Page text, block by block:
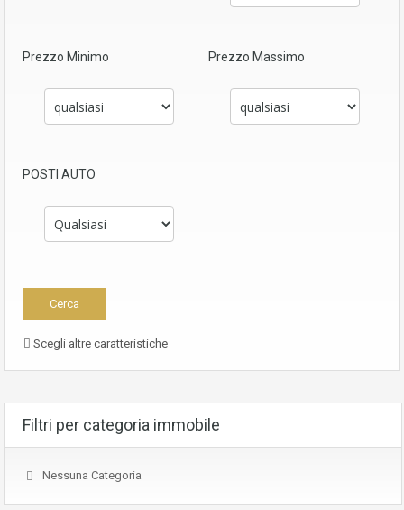
Prezzo Minimo Prezzo Massimo
POSTI AUTO
Scegli altre caratteristiche
Filtri per categoria immobile
Nessuna Categoria